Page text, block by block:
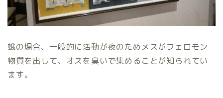
蛾の場合、一般的に活動が夜のためメスがフェロモン
物質を出して、オスを臭いで集めることが知られてい
ます。